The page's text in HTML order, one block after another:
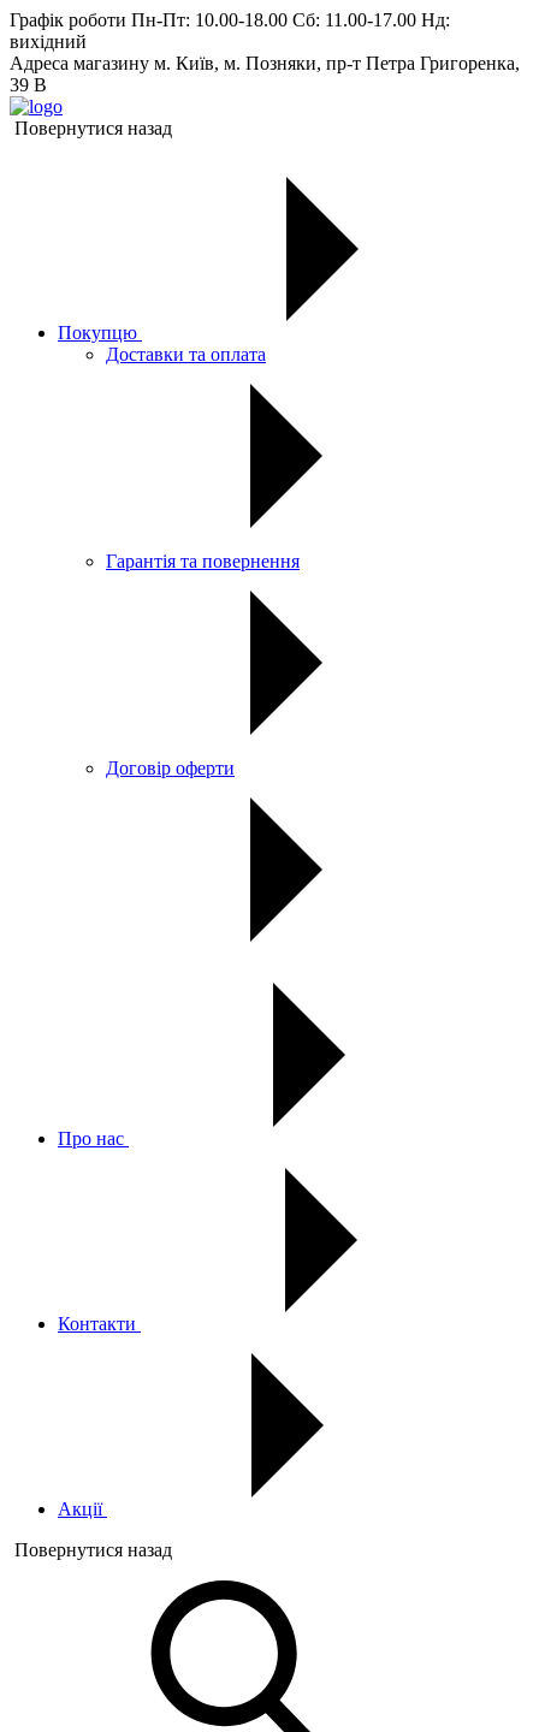
Графік роботи Пн-Пт: 10.00-18.00 Сб: 11.00-17.00 Нд:
вихiдний
Адреса магазину м. Київ, м. Позняки, пр-т Петра Григоренка,
39 В
Повернутися назад
Покупцю
Доставки та оплата
Гарантія та повернення
Договір оферти
Про нас
Контакти
Акції
Повернутися назад